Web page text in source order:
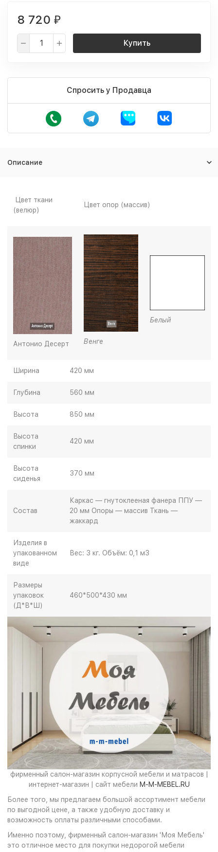
8 720 ₽
Купить
Спросить у Продавца
Описание
Цвет ткани
(велюр)
Цвет опор (массив)
Антонио Десерт Венге
Белый
Ширина 420 мм
Глубина 560 мм
Высота 850 мм
Высота
спинки
420 мм
Высота
сиденья
370 мм
Состав
Каркас — гнутоклееная фанера ППУ —
20 мм Опоры — массив Ткань —
жаккард
Изделия в
упакованном
виде
Вес: 3 кг. Объём: 0,1 м3
Размеры
упаковок
(Д*В*Ш)
460*500*430 мм
фирменный салон-магазин корпусной мебели и матрасов |
интернет-магазин | сайт мебели M-M-MEBEL.RU
Более того, мы предлагаем большой ассортимент мебели
по выгодной цене, а также удобную доставку и
возможность оплаты различными способами.
Именно поэтому, фирменный салон-магазин 'Моя Мебель'
это отличное место для покупки недорогой мебели